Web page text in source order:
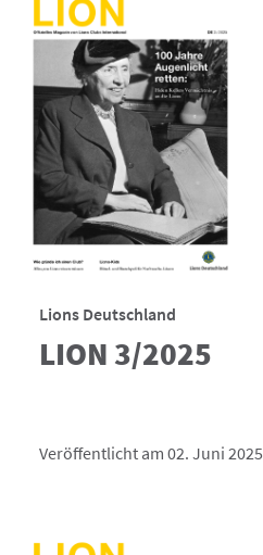
Lions Deutschland
LION 3/2025
Veröffentlicht am 02. Juni 2025